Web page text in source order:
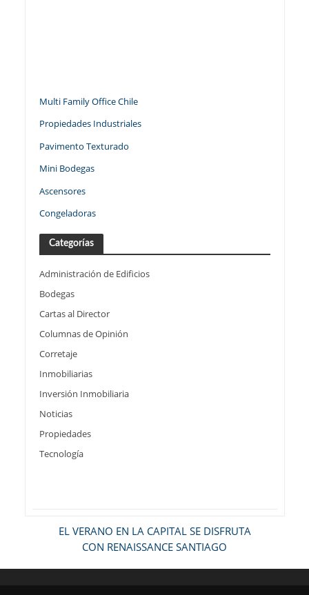
Multi Family Office Chile
Propiedades Industriales
Pavimento Texturado
Mini Bodegas
Ascensores
Congeladoras
Categorías
Administración de Edificios
Bodegas
Cartas al Director
Columnas de Opinión
Corretaje
Inmobiliarias
Inversión Inmobiliaria
Noticias
Propiedades
Tecnología
EL VERANO EN LA CAPITAL SE DISFRUTA
CON RENAISSANCE SANTIAGO